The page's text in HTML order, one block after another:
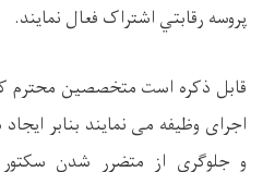
پروسه رقابتي اشتراک فعال نمايند.
قابل ذکره است متخصصین محترم
اجرای وظیفه می نمایند بنابر
و جلوگری از متضرر شدن